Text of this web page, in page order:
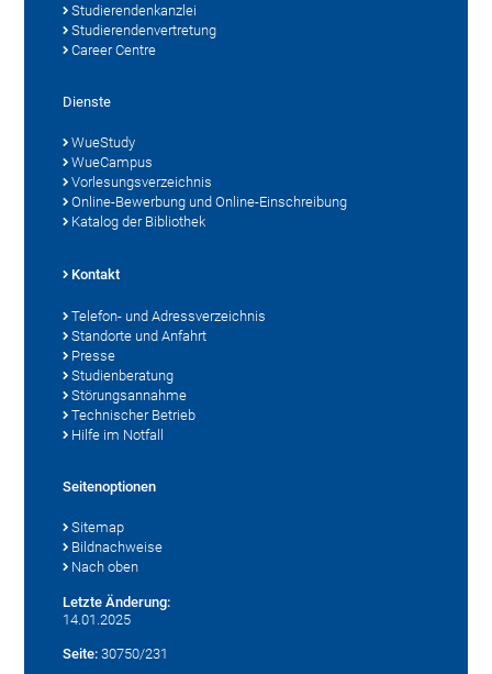
Studierendenkanzlei
Studierendenvertretung
Career Centre
Dienste
WueStudy
WueCampus
Vorlesungsverzeichnis
Online-Bewerbung und Online-Einschreibung
Katalog der Bibliothek
Kontakt
Telefon- und Adressverzeichnis
Standorte und Anfahrt
Presse
Studienberatung
Störungsannahme
Technischer Betrieb
Hilfe im Notfall
Seitenoptionen
Sitemap
Bildnachweise
Nach oben
Letzte Änderung:
14.01.2025
Seite: 30750/231